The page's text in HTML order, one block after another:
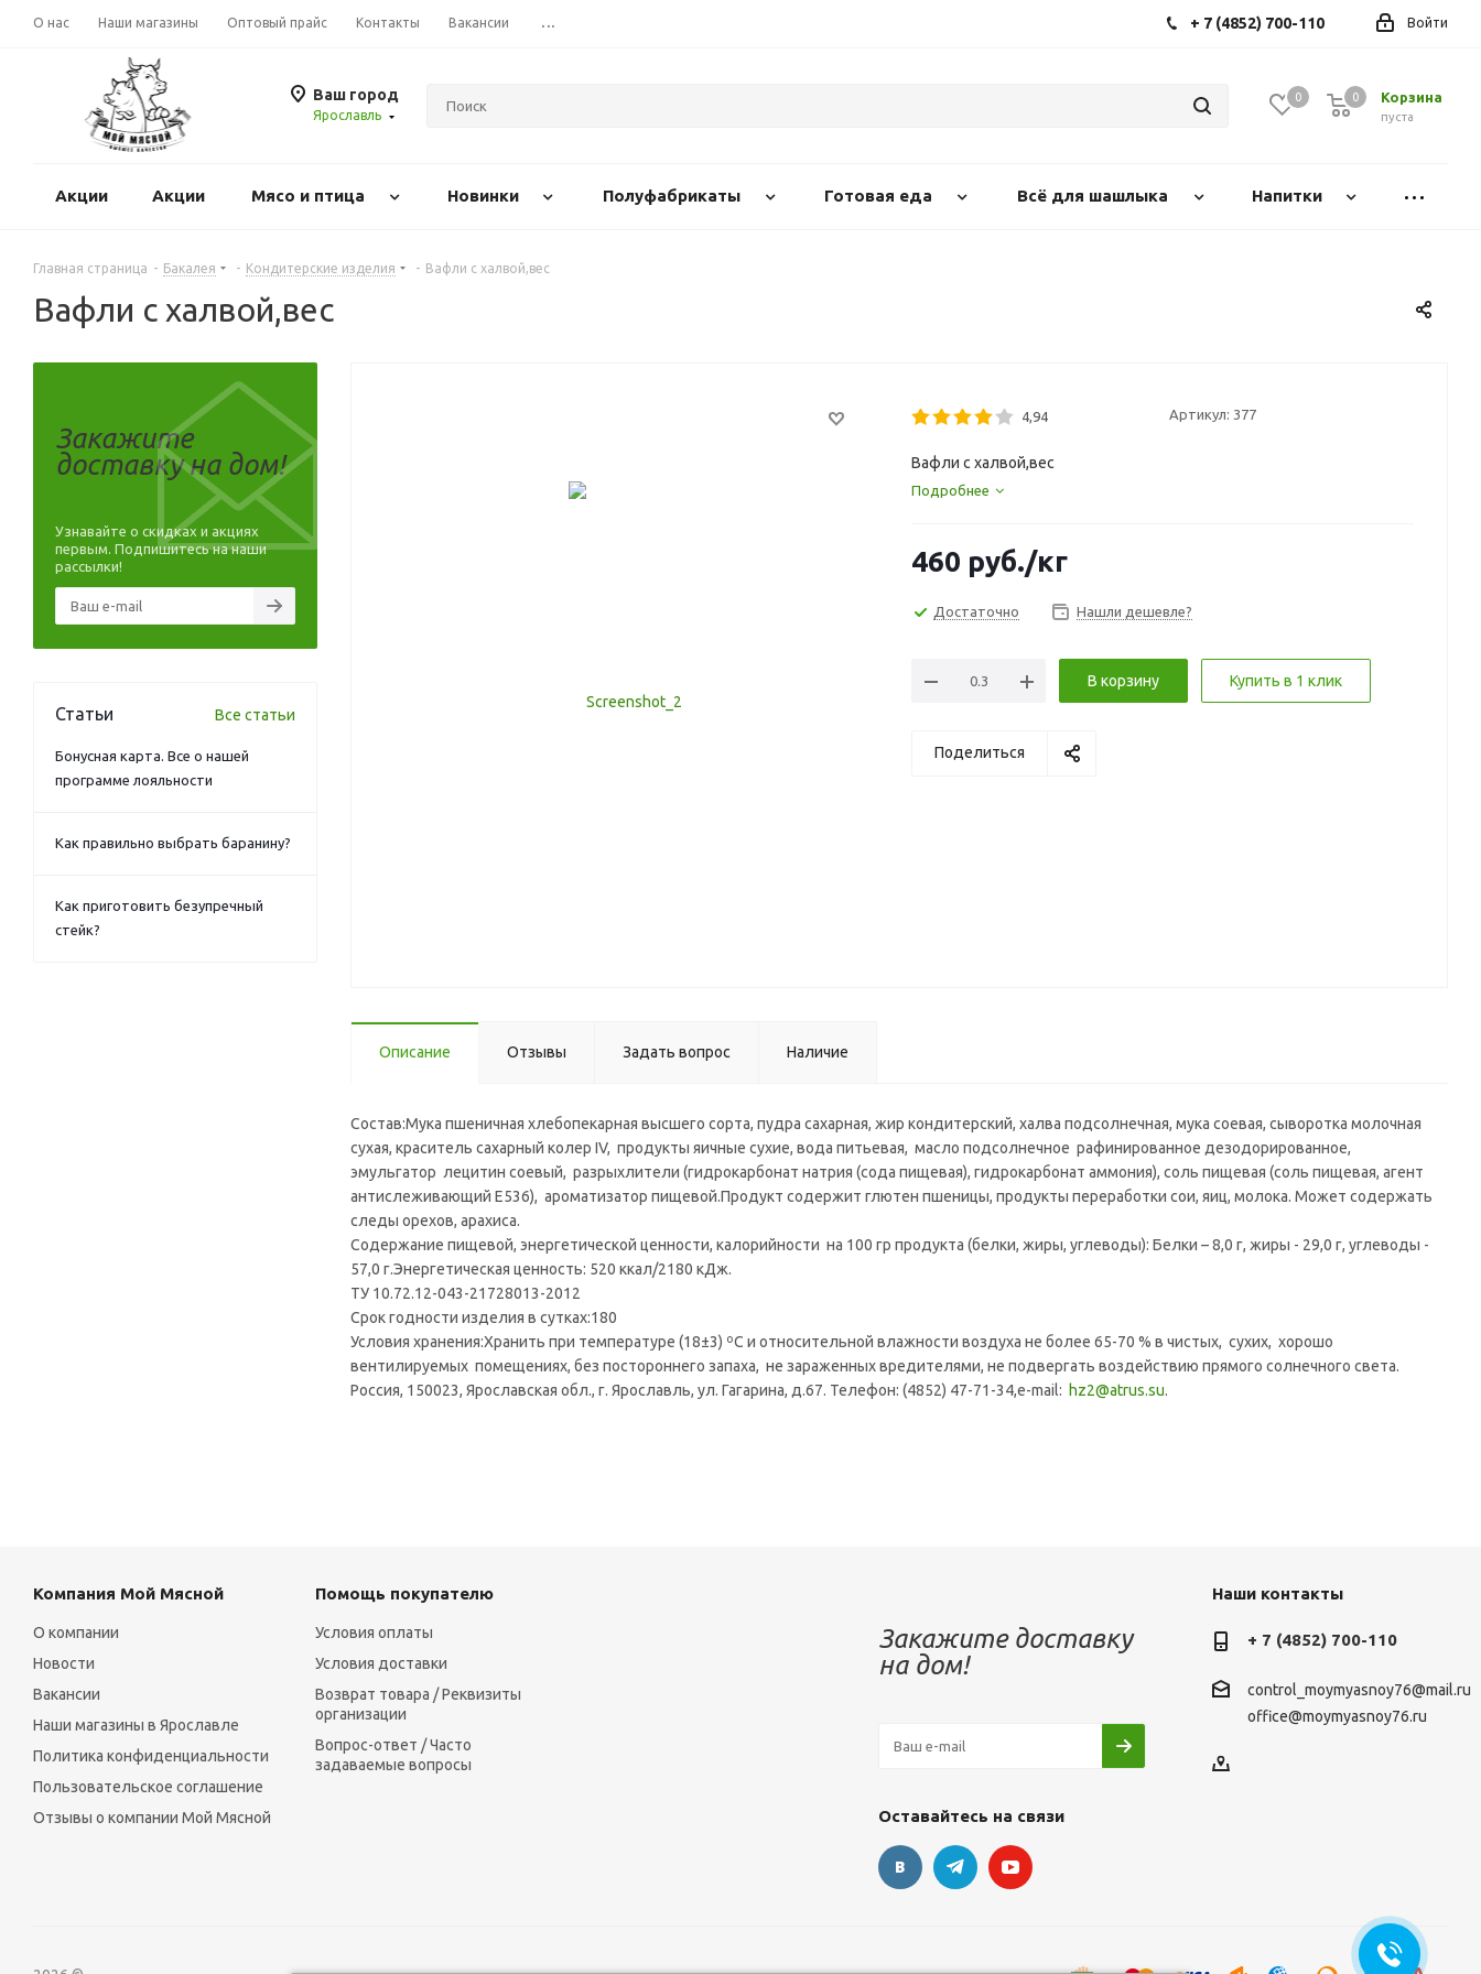
О нас Наши магазины Оптовый прайс Контакты Вакансии ... Войти
+ 7 (4852) 700-110
Ваш город
Ярославль
0 Корзина
0
пуста
0
Акции Акции Mясо и птица Новинки Полуфабрикаты Готовая еда Всё для шашлыка Напитки
Главная страница - Бакалея - Кондитерские изделия - Вафли с халвой,вес
Вафли с халвой,вес
4,94 Артикул: 377
Вафли с халвой,вес
Подробнее
460 руб./кг
Достаточно Нашли дешевле?
В корзину Купить в 1 клик
Поделиться
Описание Отзывы Задать вопрос Наличие
Состав:Мука пшеничная хлебопекарная высшего сорта, пудра сахарная, жир кондитерский, халва подсолнечная, мука соевая, сыворотка молочная
сухая, краситель сахарный колер IV, продукты яичные сухие, вода питьевая, масло подсолнечное рафинированное дезодорированное,
эмульгатор лецитин соевый, разрыхлители (гидрокарбонат натрия (сода пищевая), гидрокарбонат аммония), соль пищевая (соль пищевая, агент
антислеживающий Е536), ароматизатор пищевой.Продукт содержит глютен пшеницы, продукты переработки сои, яиц, молока. Может содержать
следы орехов, арахиса.
Содержание пищевой, энергетической ценности, калорийности на 100 гр продукта (белки, жиры, углеводы): Белки – 8,0 г, жиры - 29,0 г, углеводы -
57,0 г.Энергетическая ценность: 520 ккал/2180 кДж.
ТУ 10.72.12-043-21728013-2012
Срок годности изделия в сутках:180
Условия хранения:Хранить при температуре (18±3) ºС и относительной влажности воздуха не более 65-70 % в чистых, сухих, хорошо
вентилируемых помещениях, без постороннего запаха, не зараженных вредителями, не подвергать воздействию прямого солнечного света.
Россия, 150023, Ярославская обл., г. Ярославль, ул. Гагарина, д.67. Телефон: (4852) 47-71-34,e-mail: hz2@atrus.su.
Закажите
доставку на дом!
Узнавайте о скидках и акциях
первым. Подпишитесь на наши
рассылки!
Статьи Все статьи
Бонусная карта. Все о нашей
программе лояльности
Как правильно выбрать баранину?
Как приготовить безупречный
стейк?
Компания Мой Мясной
О компании
Новости
Вакансии
Наши магазины в Ярославле
Политика конфиденциальности
Пользовательское соглашение
Отзывы о компании Мой Мясной
Помощь покупателю
Условия оплаты
Условия доставки
Возврат товара / Реквизиты
организации
Вопрос-ответ / Часто
задаваемые вопросы
Закажите доставку
на дом!
Оставайтесь на связи
Наши контакты
+ 7 (4852) 700-110
control_moymyasnoy76@mail.ru
office@moymyasnoy76.ru